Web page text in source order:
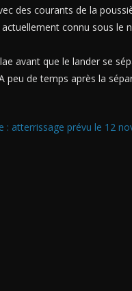
des courants de la
connu sous le
avant que le lander se
peu de temps après la
: atterrissage prévu le 12